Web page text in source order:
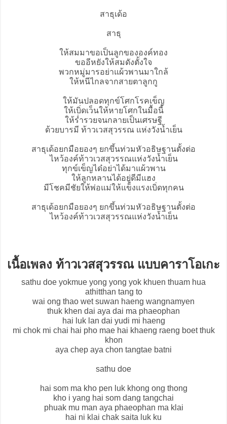
สาธุเด้อ
สาธุ
ให้สมมาขอเป็นลูกขององค์ทอง
ขออีหยังให้สมดังตั้งใจ
พวกหมู่มารอย่าแผ้วพานมาใกล้
ให้หนีไกลจากสายตาลูกกู
ให้มันปลอดทุกข์โศกโรคเข็ญ
ให้เบิ่ดเว็นให้หายโศกในมื้อนี้
ให้ร่ำรวยจนกลายเป็นเศรษฐี
ด้วยบารมี ท้าวเวสสุวรรณ แห่งวังน้ำเย็น
สาธุเด้อยกมือยองๆ ยกขึ้นท่วมหัวอธิษฐานตั้งต่อ
ไหว้องค์ท้าวเวสสุวรรณแห่งวังน้ำเย็น
ทุกข์เข็ญได๋อย่าได้มาแผ้วพาน
ให้ลูกหลานได้อยู่ดีมีแฮง
มีโชคมีชัยให้พ่อแม่ให้แข็งแรงเบิ่ดทุกคน
สาธุเด้อยกมือยองๆ ยกขึ้นท่วมหัวอธิษฐานตั้งต่อ
ไหว้องค์ท้าวเวสสุวรรณแห่งวังน้ำเย็น
เนื้อเพลง ท้าวเวสสุวรรณ แบบคาราโอเกะ
sathu doe yokmue yong yong yok khuen thuam hua
athitthan tang to
wai ong thao wet suwan haeng wangnamyen
thuk khen dai aya dai ma phaeophan
hai luk lan dai yudi mi haeng
mi chok mi chai hai pho mae hai khaeng raeng boet thuk
khon
aya chep aya chon tangtae batni
sathu doe
hai som ma kho pen luk khong ong thong
kho i yang hai som dang tangchai
phuak mu man aya phaeophan ma klai
hai ni klai chak saita luk ku